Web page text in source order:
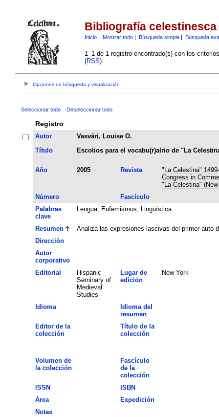
Bibliografía celestinesca
Inicio| Mostrar todo| Búsqueda simple| Búsqueda
1–1 de 1 registro encontrado(s) con los
(RSS):
Opciones de búsqueda y visualización
Seleccionar todo Deseleccionar todo
Registro
Autor
Vasvári, Louise O.
Título
Escolios para el vocabu(r)alrio de "La
Año 2005 Revista
"La Celestina"
Congress in
"La Celestina"
Número
Fascículo
Palabras
clave
Lengua; Eufemismos; Lingüística
Resumen
Analiza las expresiones lascivas del primer auto
Dirección
Autor
corporativo
Editorial
Hispanic
Seminary of
Medieval
Studies
Lugar de
edición
New York
Idioma
Idioma del
resumen
Editor de la
colección
Título de la
colección
Volumen de
la colección
Fascículo
de la
colección
ISSN
ISBN
Área
Expedición
Notas